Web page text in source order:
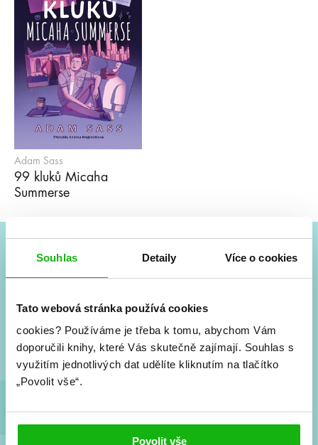
Souhlas Detaily Více o cookies
Tato webová stránka používá cookies
cookies? Používáme je třeba k tomu, abychom Vám
doporučili knihy, které Vás skutečně zajímají. Souhlas s
využitím jednotlivých dat udělíte kliknutím na tlačítko
„Povolit vše“.
Povolit vše
Adam Sass
99 kluků Micaha
Summerse
#HumbookNews
Nové knihy, co se chystá, kvízy, soutěže, autoři, filmové
a seriálové adaptace a další.